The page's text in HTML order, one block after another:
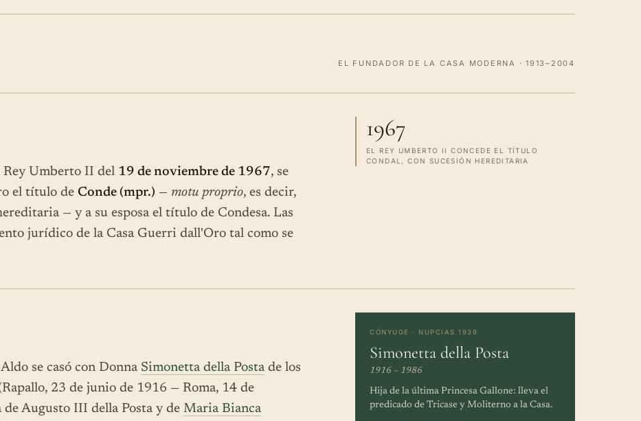
EL FUNDADOR DE LA CASA MODERNA · 1913–2004
Umberto II del 19 de noviembre de 1967, se
el título de Conde (mpr.) — motu proprio, es decir,
— y a su esposa el título de Condesa. Las
jurídico de la Casa Guerri dall'Oro tal como se
1967
EL REY UMBERTO II CONCEDE EL TÍTULO
CONDAL, CON SUCESIÓN HEREDITARIA
se casó con Donna Simonetta della Posta de los
23 de junio de 1916 — Roma, 14 de
Augusto III della Posta y de Maria Bianca
CÓNYUGE · NUPCIAS 1939
Simonetta della Posta
1916 – 1986
Hija de la última Princesa Gallone: lleva el
predicado de Tricase y Moliterno a la Casa.